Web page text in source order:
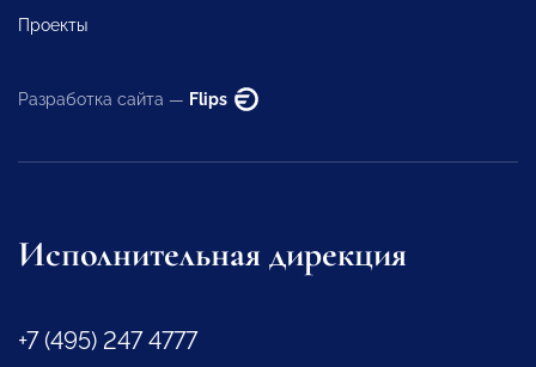
Проекты
Разработка сайта — Flips
Исполнительная дирекция
+7 (495) 247 4777